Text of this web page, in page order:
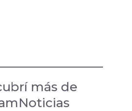
más de